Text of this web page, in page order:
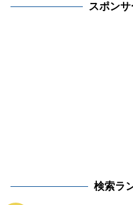
スポン
検索ラ